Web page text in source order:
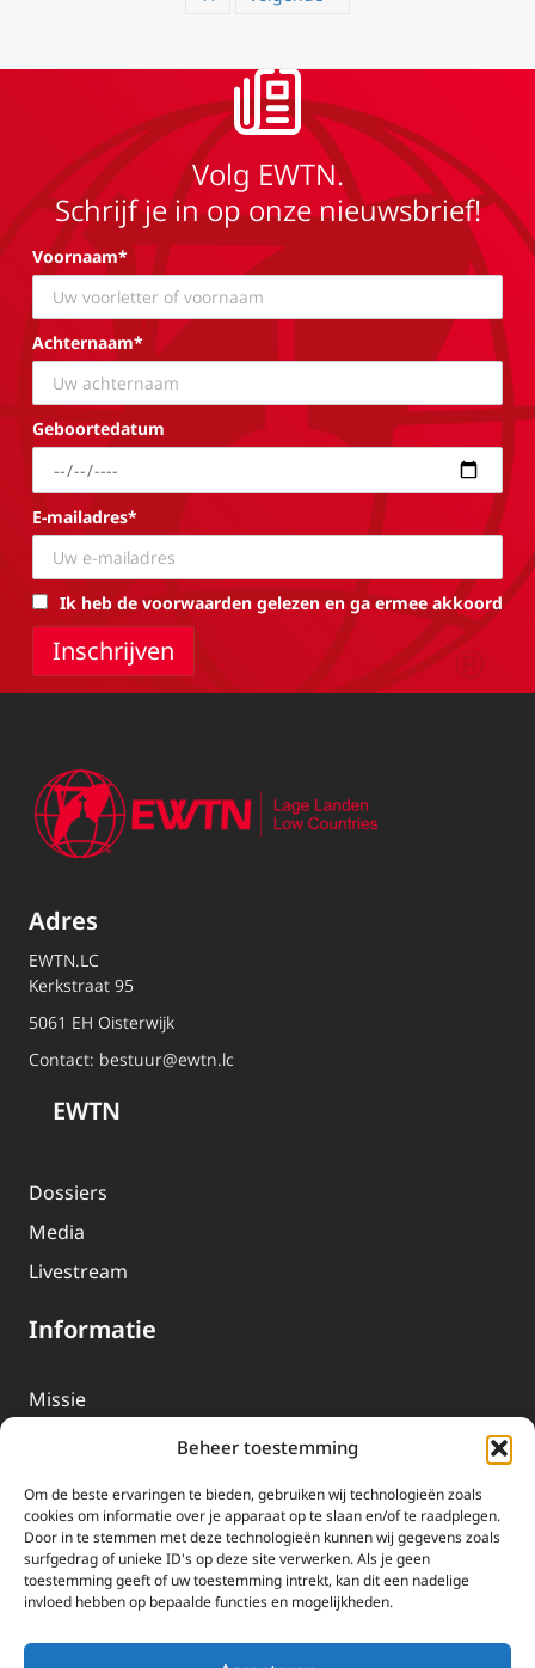
Beheer toestemming
Om de beste ervaringen te bieden, gebruiken wij technologieën zoals
cookies om informatie over je apparaat op te slaan en/of te raadplegen.
Door in te stemmen met deze technologieën kunnen wij gegevens zoals
surfgedrag of unieke ID's op deze site verwerken. Als je geen
toestemming geeft of uw toestemming intrekt, kan dit een nadelige
invloed hebben op bepaalde functies en mogelijkheden.
Volg EWTN.
Schrijf je in op onze nieuwsbrief!
Voornaam*
Achternaam*
Geboortedatum
E-mailadres*
Ik heb de voorwaarden gelezen en ga ermee akkoord
Adres
EWTN.LC
Kerkstraat 95
5061 EH Oisterwijk
Contact: bestuur@ewtn.lc
EWTN
Dossiers
Media
Livestream
Informatie
Missie
EWTN-Team
Organisatiegegevens
Doneren
EWTN wordt uitsluitend gefinancierd door uw donaties.